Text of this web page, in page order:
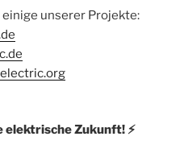
unserer Projekte:
elektrische Zukunft!⚡